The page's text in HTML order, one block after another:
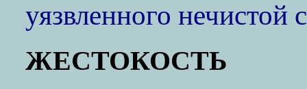
уязвленного нечистой
ЖЕСТОКОСТЬ